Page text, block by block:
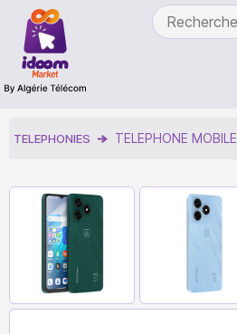
TELEPHONIES TELEPHONE MOBILE